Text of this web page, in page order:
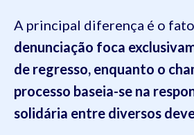
A principal diferença é o
denunciação foca
de regresso, enquanto o
processo baseia-se na
solidária entre diversos